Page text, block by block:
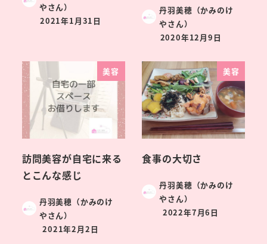
やさん）
2021年1月31日
丹羽美穂（かみのけ
やさん）
2020年12月9日
美容
訪問美容が自宅に来る
とこんな感じ
丹羽美穂（かみのけ
やさん）
2021年2月2日
美容
食事の大切さ
丹羽美穂（かみのけ
やさん）
2022年7月6日